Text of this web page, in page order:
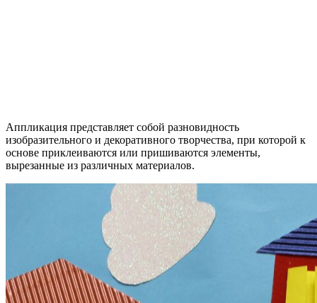
Аппликация представляет собой разновидность
изобразительного и декоративного творчества, при которой к
основе приклеиваются или пришиваются элементы,
вырезанные из различных материалов.